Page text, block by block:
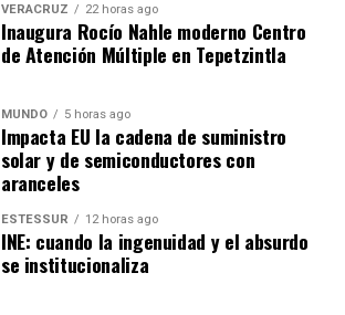
VERACRUZ 22 horas ago
Inaugura Rocío Nahle moderno Centro
de Atención Múltiple en Tepetzintla
MUNDO 5 horas ago
Impacta EU la cadena de suministro
solar y de semiconductores con
aranceles
ESTESSUR 12 horas ago
INE: cuando la ingenuidad y el absurdo
se institucionaliza